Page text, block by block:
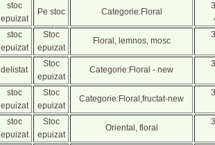
stoc
epuizat
Pe stoc Categorie:Floral
stoc
epuizat
Stoc
epuizat
Floral, lemnos, mosc
delistat
Stoc
epuizat
Categorie:Floral - new
stoc
epuizat
Stoc
epuizat
Categorie:Floral,fructat-new
stoc
epuizat
Stoc
epuizat
Oriental, floral